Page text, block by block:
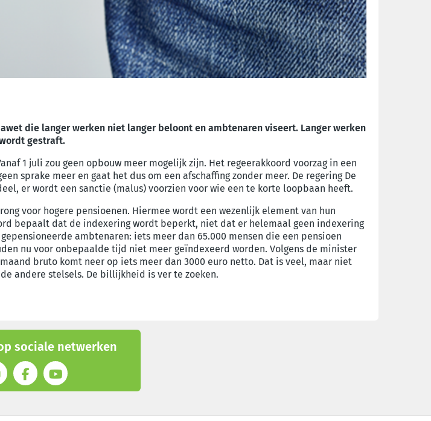
die langer werken niet langer beloont en ambtenaren viseert. Langer werken
gestraft.
1 juli zou geen opbouw meer mogelijk zijn. Het regeerakkoord voorzag in een
sprake meer en gaat het dus om een afschaffing zonder meer. De regering De
er wordt een sanctie (malus) voorzien voor wie een te korte loopbaan heeft.
voor hogere pensioenen. Hiermee wordt een wezenlijk element van hun
bepaalt dat de indexering wordt beperkt, niet dat er helemaal geen indexering
ambtenaren: iets meer dan 65.000 mensen die een pensioen
nu voor onbepaalde tijd niet meer geïndexeerd worden. Volgens de minister
bruto komt neer op iets meer dan 3000 euro netto. Dat is veel, maar niet
andere stelsels. De billijkheid is ver te zoeken.
sociale netwerken